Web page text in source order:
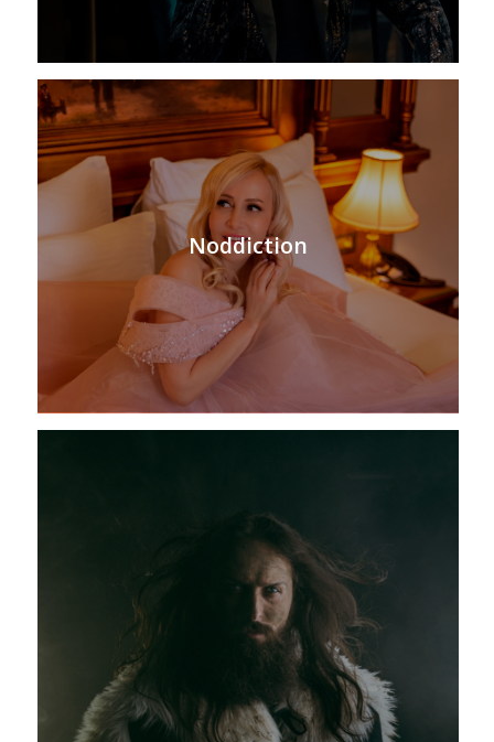
Noddiction